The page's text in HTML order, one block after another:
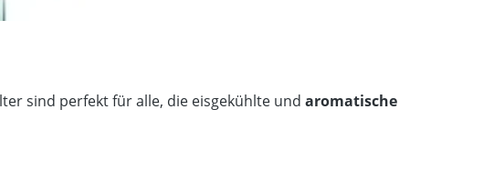
sind perfekt für alle, die eisgekühlte und aromatische